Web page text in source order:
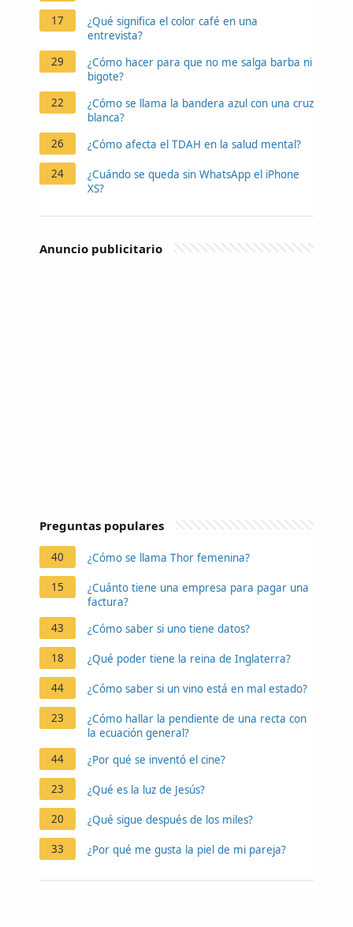
17
¿Qué significa el color café en una
entrevista?
29
¿Cómo hacer para que no me salga barba ni
bigote?
22
¿Cómo se llama la bandera azul con una cruz
blanca?
26
¿Cómo afecta el TDAH en la salud mental?
24
¿Cuándo se queda sin WhatsApp el iPhone
XS?
Anuncio publicitario
Preguntas populares
40 ¿Cómo se llama Thor femenina?
15
¿Cuánto tiene una empresa para pagar una
factura?
43
¿Cómo saber si uno tiene datos?
18 ¿Qué poder tiene la reina de Inglaterra?
44 ¿Cómo saber si un vino está en mal estado?
23
¿Cómo hallar la pendiente de una recta con
la ecuación general?
44
¿Por qué se inventó el cine?
23 ¿Qué es la luz de Jesús?
20 ¿Qué sigue después de los miles?
33 ¿Por qué me gusta la piel de mi pareja?